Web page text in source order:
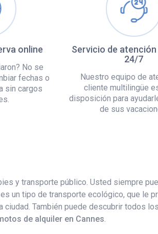
online
No se
fechas o
sin cargos
Servicio de
24/7
Nuestro equipo de
cliente multilingüe
disposición para
de sus
y transporte público. Usted siempre
un tipo de transporte ecológico, que le
También puede descubrir todos
de alquiler en Cannes